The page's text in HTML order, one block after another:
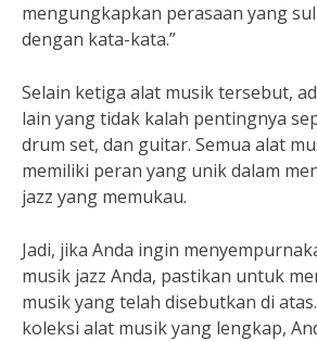
mengungkapkan perasaan yang
dengan kata-kata.”
Selain ketiga alat musik tersebut,
lain yang tidak kalah pentingnya
drum set, dan guitar. Semua alat
memiliki peran yang unik dalam
jazz yang memukau.
Jadi, jika Anda ingin
musik jazz Anda, pastikan untuk
musik yang telah disebutkan di
koleksi alat musik yang lengkap,